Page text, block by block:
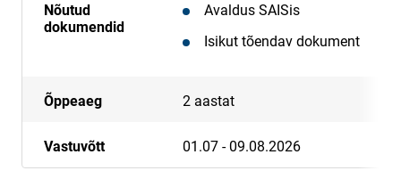
Nõutud
dokumendid
Avaldus SAISis
Isikut tõendav dokument
Õppeaeg 2 aastat
Vastuvõtt 01.07 - 09.08.2026